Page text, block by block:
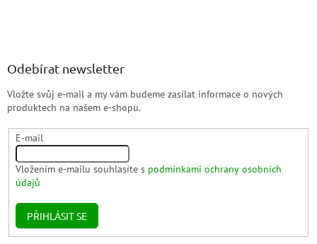
Odebírat newsletter
Vložte svůj e-mail a my vám budeme zasílat informace o nových
produktech na našem e-shopu.
E-mail
Vložením e-mailu souhlasíte s podmínkami ochrany osobních
údajů
PŘIHLÁSIT SE